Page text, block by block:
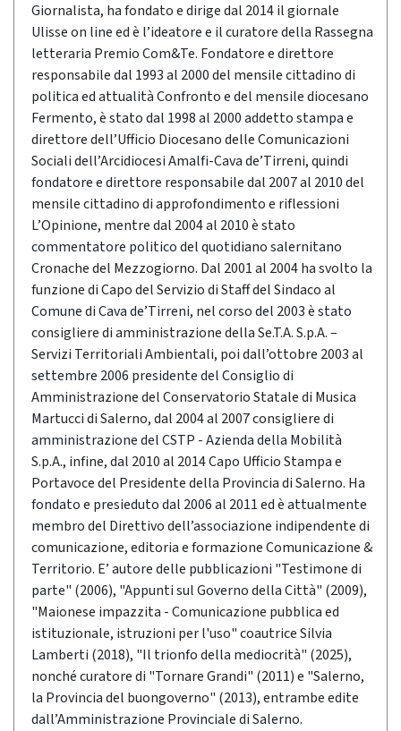
Giornalista, ha fondato e dirige dal 2014 il giornale
Ulisse on line ed è l’ideatore e il curatore della Rassegna
letteraria Premio Com&Te. Fondatore e direttore
responsabile dal 1993 al 2000 del mensile cittadino di
politica ed attualità Confronto e del mensile diocesano
Fermento, è stato dal 1998 al 2000 addetto stampa e
direttore dell’Ufficio Diocesano delle Comunicazioni
Sociali dell’Arcidiocesi Amalfi-Cava de’Tirreni, quindi
fondatore e direttore responsabile dal 2007 al 2010 del
mensile cittadino di approfondimento e riflessioni
L’Opinione, mentre dal 2004 al 2010 è stato
commentatore politico del quotidiano salernitano
Cronache del Mezzogiorno. Dal 2001 al 2004 ha svolto la
funzione di Capo del Servizio di Staff del Sindaco al
Comune di Cava de’Tirreni, nel corso del 2003 è stato
consigliere di amministrazione della Se.T.A. S.p.A. –
Servizi Territoriali Ambientali, poi dall’ottobre 2003 al
settembre 2006 presidente del Consiglio di
Amministrazione del Conservatorio Statale di Musica
Martucci di Salerno, dal 2004 al 2007 consigliere di
amministrazione del CSTP - Azienda della Mobilità
S.p.A., infine, dal 2010 al 2014 Capo Ufficio Stampa e
Portavoce del Presidente della Provincia di Salerno. Ha
fondato e presieduto dal 2006 al 2011 ed è attualmente
membro del Direttivo dell’associazione indipendente di
comunicazione, editoria e formazione Comunicazione &
Territorio. E’ autore delle pubblicazioni "Testimone di
parte" (2006), "Appunti sul Governo della Città" (2009),
"Maionese impazzita - Comunicazione pubblica ed
istituzionale, istruzioni per l'uso" coautrice Silvia
Lamberti (2018), "Il trionfo della mediocrità" (2025),
nonché curatore di "Tornare Grandi" (2011) e "Salerno,
la Provincia del buongoverno" (2013), entrambe edite
dall’Amministrazione Provinciale di Salerno.